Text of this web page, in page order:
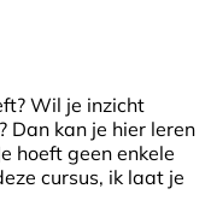
Wil je inzicht
Dan kan je hier leren
hoeft geen enkele
cursus, ik laat je